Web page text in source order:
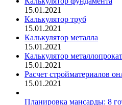
15.01.2021
Калькулятор труб
15.01.2021
Калькулятор металла
15.01.2021
Калькулятор
15.01.2021
Расчет стройматериалов
15.01.2021
Планировка мансарды: 8